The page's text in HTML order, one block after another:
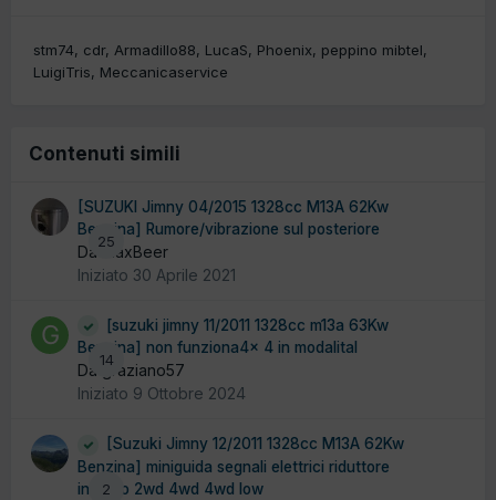
stm74 cdr Armadillo88 LucaS Phoenix
peppino mibtel
LuigiTris
Meccanicaservice
Contenuti simili
25
[SUZUKI Jimny 04/2015 1328cc M13A 62Kw
Benzina] Rumore/vibrazione sul posteriore
Da MaxBeer
Iniziato 30 Aprile 2021
14
[suzuki jimny 11/2011 1328cc m13a 63Kw
Benzina] non funziona4x 4 in modalital
Da graziano57
Iniziato 9 Ottobre 2024
2
[Suzuki Jimny 12/2011 1328cc M13A 62Kw
Benzina] miniguida segnali elettrici riduttore
innesto 2wd 4wd 4wd low